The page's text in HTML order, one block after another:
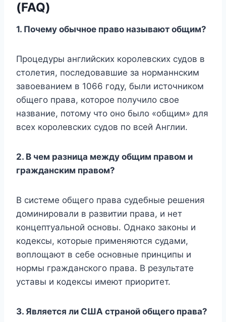
(FAQ)
1. Почему обычное право называют общим?
Процедуры английских королевских судов в
столетия, последовавшие за норманнским
завоеванием в 1066 году, были источником
общего права, которое получило свое
название, потому что оно было «общим» для
всех королевских судов по всей Англии.
2. В чем разница между общим правом и
гражданским правом?
В системе общего права судебные решения
доминировали в развитии права, и нет
концептуальной основы. Однако законы и
кодексы, которые применяются судами,
воплощают в себе основные принципы и
нормы гражданского права. В результате
уставы и кодексы имеют приоритет.
3. Является ли США страной общего права?